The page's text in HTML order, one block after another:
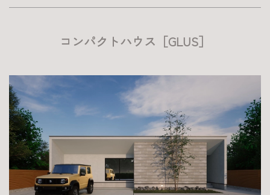
コンパクトハウス［GLUS］